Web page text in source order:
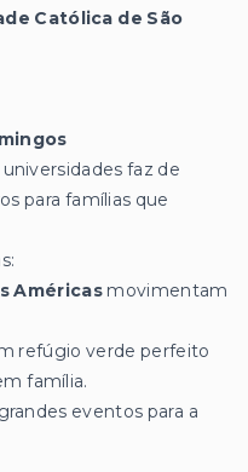
Católica de São
faz de
para famílias que
Américasmovimentam
refúgio verde perfeito
família.
eventos para a